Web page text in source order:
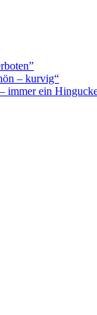
– kurvig“
immer ein